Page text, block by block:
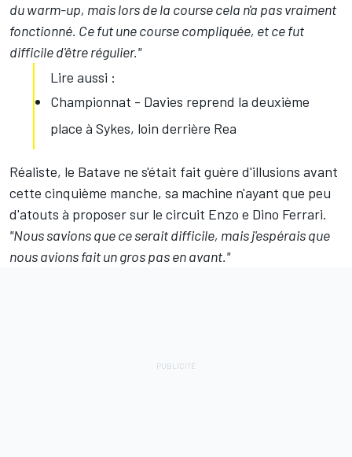
du warm-up, mais lors de la course cela n'a pas vraiment
fonctionné. Ce fut une course compliquée, et ce fut
difficile d'être régulier."
Lire aussi :
Championnat - Davies reprend la deuxième
place à Sykes, loin derrière Rea
Réaliste, le Batave ne s'était fait guère d'illusions avant
cette cinquième manche, sa machine n'ayant que peu
d'atouts à proposer sur le circuit Enzo e Dino Ferrari.
"Nous savions que ce serait difficile, mais j'espérais que
nous avions fait un gros pas en avant."